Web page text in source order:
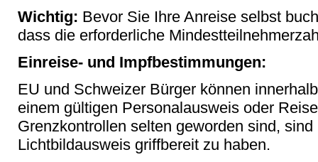
Wichtig: Bevor Sie Ihre Anreise selbst
dass die erforderliche
Einreise- und Impfbestimmungen:
EU und Schweizer Bürger können
einem gültigen Personalausweis oder
Grenzkontrollen selten geworden sind,
Lichtbildausweis griffbereit zu haben.